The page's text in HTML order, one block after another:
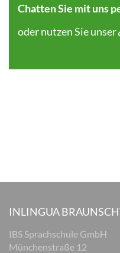
Chatten Sie mit uns
oder nutzen Sie unser
INLINGUA
IBS Sprachschule GmbH
Münchenstraße 12